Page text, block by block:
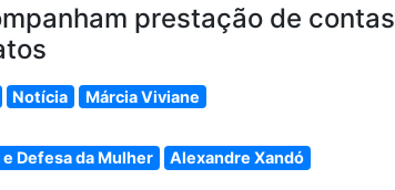
prestação de contas
Notícia
Márcia Viviane
Defesa da Mulher
Alexandre Xandó